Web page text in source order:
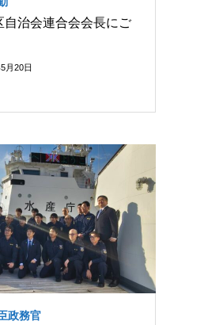
自治会連合会会長にご
月20日
政務官